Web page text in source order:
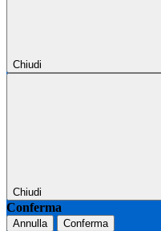
Chiudi
Chiudi
Conferma
Annulla Conferma